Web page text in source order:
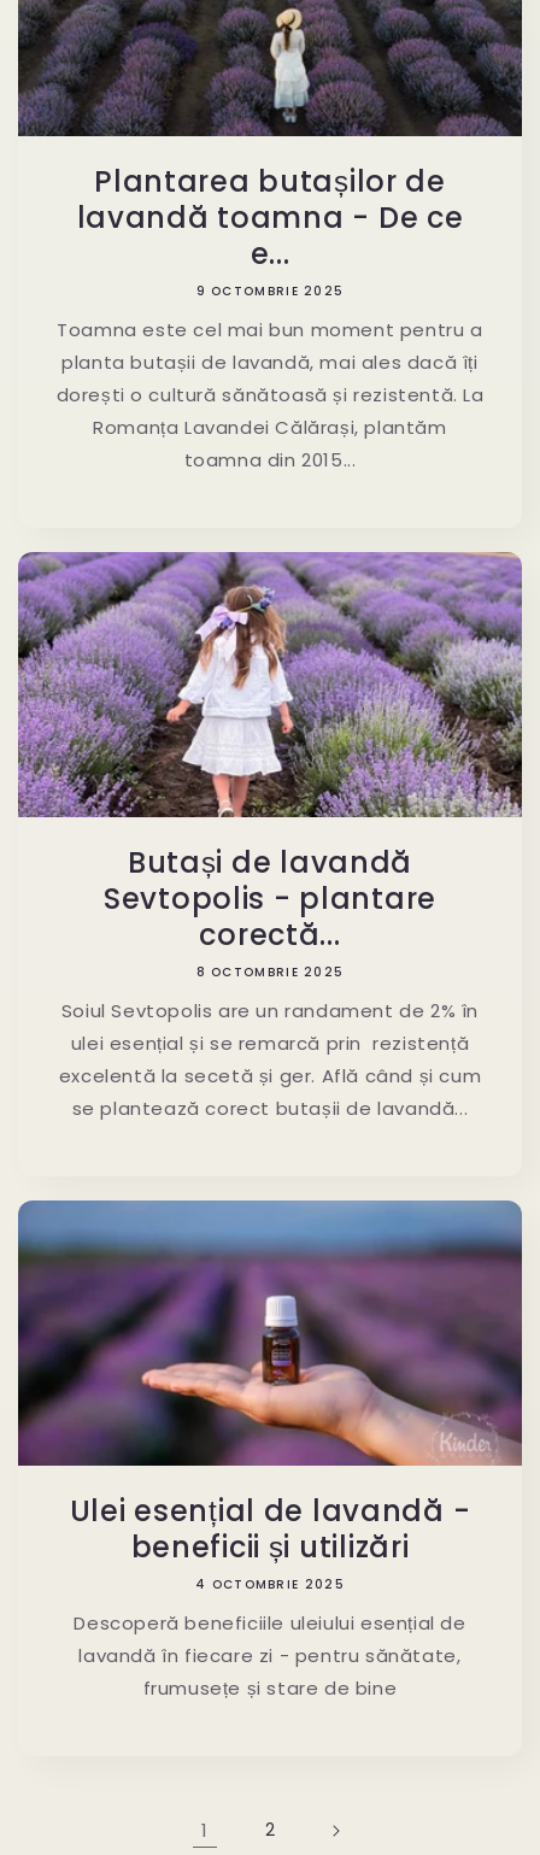
Plantarea butașilor de
lavandă toamna - De ce
e...
9 OCTOMBRIE 2025
Toamna este cel mai bun moment pentru a
planta butașii de lavandă, mai ales dacă îți
dorești o cultură sănătoasă și rezistentă. La
Romanța Lavandei Călărași, plantăm
toamna din 2015...
Butași de lavandă
Sevtopolis - plantare
corectă...
8 OCTOMBRIE 2025
Soiul Sevtopolis are un randament de 2% în
ulei esențial și se remarcă prin rezistență
excelentă la secetă și ger. Află când și cum
se plantează corect butașii de lavandă...
Ulei esențial de lavandă -
beneficii și utilizări
4 OCTOMBRIE 2025
Descoperă beneficiile uleiului esențial de
lavandă în fiecare zi - pentru sănătate,
frumusețe și stare de bine
1 2